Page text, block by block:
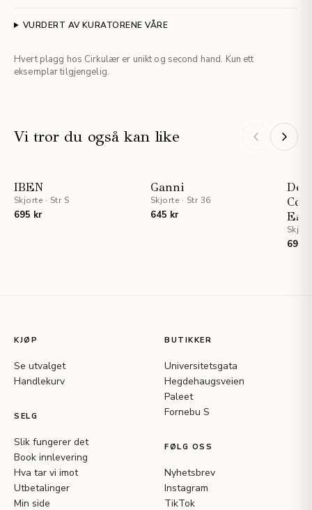
VURDERT AV KURATORENE VÅRE
Hvert plagg hos Cirkulær er unikt og second hand. Kun ett
eksemplar tilgjengelig.
Vi tror du også kan like
IBEN
Skjorte · Str S
695 kr
Ganni
Skjorte · Str 36
645 kr
695
KJØP
Se utvalget
Handlekurv
SELG
Slik fungerer det
Book innlevering
Hva tar vi imot
Utbetalinger
Min side
BUTIKKER
Universitetsgata
Hegdehaugsveien
Paleet
Fornebu S
FØLG OSS
Nyhetsbrev
Instagram
TikTok